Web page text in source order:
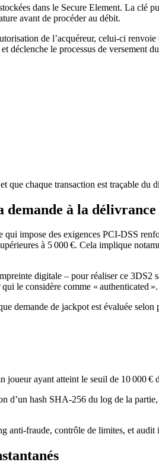
dans le Secure Element. La
avant de procéder au débit.
de l’acquéreur, celui‑ci renvoie
déclenche le processus de versement
que chaque transaction est traçable du
demande à la
impose des exigences PCI‑DSS
à 5 000 €. Cela implique
digitale – pour réaliser ce
le considère comme « authenticated ».
demande de jackpot est évaluée
ayant atteint le seuil de 10 000
d’un hash SHA‑256 du log de la
anti‑fraude, contrôle de limites, et